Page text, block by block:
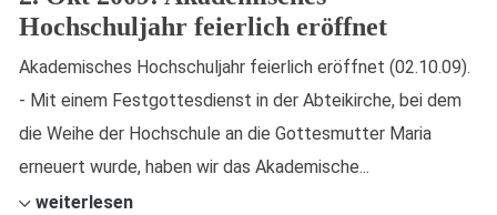
Hochschuljahr feierlich eröffnet
Akademisches Hochschuljahr feierlich eröffnet (02.10.09).
- Mit einem Festgottesdienst in der Abteikirche, bei dem
die Weihe der Hochschule an die Gottesmutter Maria
erneuert wurde, haben wir das Akademische...
weiterlesen